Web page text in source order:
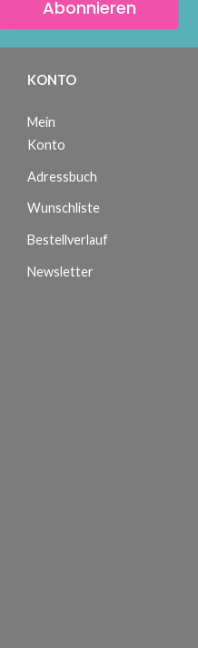
Abonnieren
KONTO
Mein
Konto
Adressbuch
Wunschliste
Bestellverlauf
Newsletter